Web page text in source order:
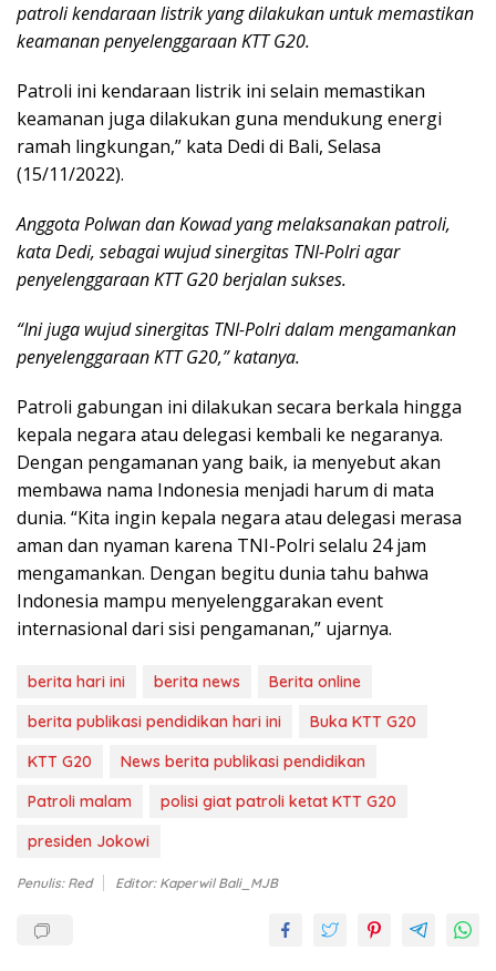
patroli kendaraan listrik yang dilakukan untuk memastikan
keamanan penyelenggaraan KTT G20.
Patroli ini kendaraan listrik ini selain memastikan
keamanan juga dilakukan guna mendukung energi
ramah lingkungan,” kata Dedi di Bali, Selasa
(15/11/2022).
Anggota Polwan dan Kowad yang melaksanakan patroli,
kata Dedi, sebagai wujud sinergitas TNI-Polri agar
penyelenggaraan KTT G20 berjalan sukses.
“Ini juga wujud sinergitas TNI-Polri dalam mengamankan
penyelenggaraan KTT G20,” katanya.
Patroli gabungan ini dilakukan secara berkala hingga
kepala negara atau delegasi kembali ke negaranya.
Dengan pengamanan yang baik, ia menyebut akan
membawa nama Indonesia menjadi harum di mata
dunia. “Kita ingin kepala negara atau delegasi merasa
aman dan nyaman karena TNI-Polri selalu 24 jam
mengamankan. Dengan begitu dunia tahu bahwa
Indonesia mampu menyelenggarakan event
internasional dari sisi pengamanan,” ujarnya.
berita hari ini berita news
Berita online
berita publikasi pendidikan hari ini
Buka KTT G20
KTT G20
News berita publikasi pendidikan
Patroli malam
polisi giat patroli ketat KTT G20
presiden Jokowi
Penulis: Red Editor: Kaperwil Bali_MJB